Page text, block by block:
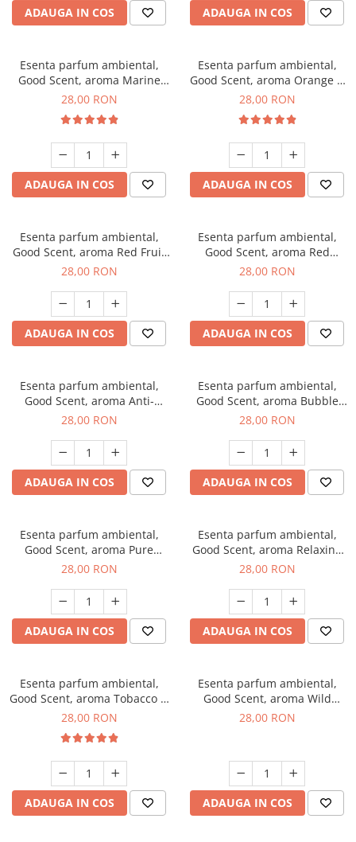
ADAUGA IN COS ADAUGA IN COS
Esenta parfum ambiental,
Good Scent, aroma Marine
Breeze, 20 g
28,00 RON
ADAUGA IN COS
Esenta parfum ambiental,
Good Scent, aroma Orange &
Fresh Cinnamon, 20 g
28,00 RON
ADAUGA IN COS
Esenta parfum ambiental,
Good Scent, aroma Red Fruit
Bubble, 20 g
28,00 RON
ADAUGA IN COS
Esenta parfum ambiental,
Good Scent, aroma Red
Grapes, 20 g
28,00 RON
ADAUGA IN COS
Esenta parfum ambiental,
Good Scent, aroma Anti-
Tobacco, 20 g
28,00 RON
ADAUGA IN COS
Esenta parfum ambiental,
Good Scent, aroma Bubble
Gum, 20 g
28,00 RON
ADAUGA IN COS
Esenta parfum ambiental,
Good Scent, aroma Pure
White Musc, 20 g
28,00 RON
ADAUGA IN COS
Esenta parfum ambiental,
Good Scent, aroma Relaxing
Lavender, 20 g
28,00 RON
ADAUGA IN COS
Esenta parfum ambiental,
Good Scent, aroma Tobacco &
Vanilla, 20 g
28,00 RON
ADAUGA IN COS
Esenta parfum ambiental,
Good Scent, aroma Wild
Sailor, 20 g
28,00 RON
ADAUGA IN COS